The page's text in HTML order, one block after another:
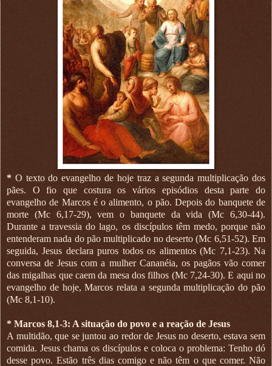
* O texto do evangelho de hoje traz a segunda multiplicação dos
pães. O fio que costura os vários episódios desta parte do
evangelho de Marcos é o alimento, o pão. Depois do banquete de
morte (Mc 6,17-29), vem o banquete da vida (Mc 6,30-44).
Durante a travessia do lago, os discípulos têm medo, porque não
entenderam nada do pão multiplicado no deserto (Mc 6,51-52). Em
seguida, Jesus declara puros todos os alimentos (Mc 7,1-23). Na
conversa de Jesus com a mulher Cananéia, os pagãos vão comer
das migalhas que caem da mesa dos filhos (Mc 7,24-30). E aqui no
evangelho de hoje, Marcos relata a segunda multiplicação do pão
(Mc 8,1-10).
* Marcos 8,1-3: A situação do povo e a reação de Jesus
A multidão, que se juntou ao redor de Jesus no deserto, estava sem
comida. Jesus chama os discípulos e coloca o problema: Tenho dó
desse povo. Estão três dias comigo e não têm o que comer. Não